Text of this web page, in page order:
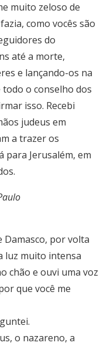
muito zeloso de
como vocês são
do
até a morte,
e lançando-os na
o conselho dos
isso. Recebi
judeus em
a trazer os
para Jerusalém, em
Damasco, por volta
luz muito intensa
chão e ouvi uma voz
que você me
o nazareno, a